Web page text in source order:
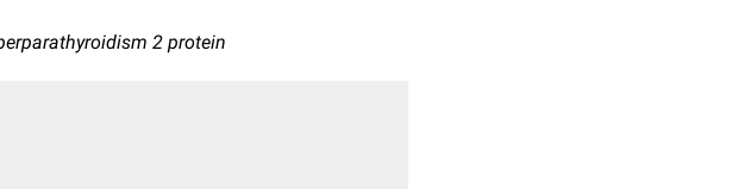
2 protein